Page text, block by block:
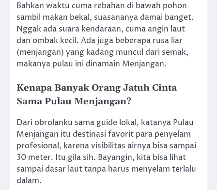
Bahkan waktu cuma rebahan di bawah pohon
sambil makan bekal, suasananya damai banget.
Nggak ada suara kendaraan, cuma angin laut
dan ombak kecil. Ada juga beberapa rusa liar
(menjangan) yang kadang muncul dari semak,
makanya pulau ini dinamain Menjangan.
Kenapa Banyak Orang Jatuh Cinta
Sama Pulau Menjangan?
Dari obrolanku sama guide lokal, katanya Pulau
Menjangan itu destinasi favorit para penyelam
profesional, karena visibilitas airnya bisa sampai
30 meter. Itu gila sih. Bayangin, kita bisa lihat
sampai dasar laut tanpa harus menyelam terlalu
dalam.